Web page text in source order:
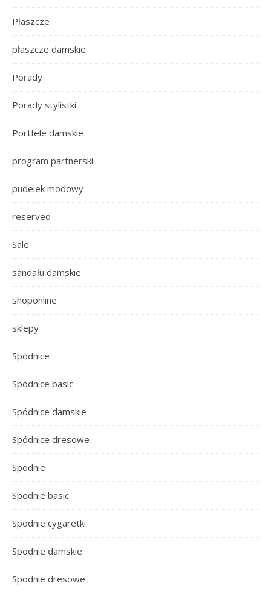
Płaszcze
płaszcze damskie
Porady
Porady stylistki
Portfele damskie
program partnerski
pudelek modowy
reserved
Sale
sandału damskie
shoponline
sklepy
Spódnice
Spódnice basic
Spódnice damskie
Spódnice dresowe
Spodnie
Spodnie basic
Spodnie cygaretki
Spodnie damskie
Spodnie dresowe